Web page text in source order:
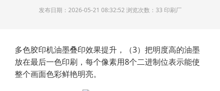
发布日期：2026-05-21 08:32:52 浏览次数：33 印刷厂
多色胶印机油墨叠印效果提升，（3）把明度高的油墨
放在最后一色印刷，每个像素用8个二进制位表示能使
整个画面色彩鲜艳明亮。